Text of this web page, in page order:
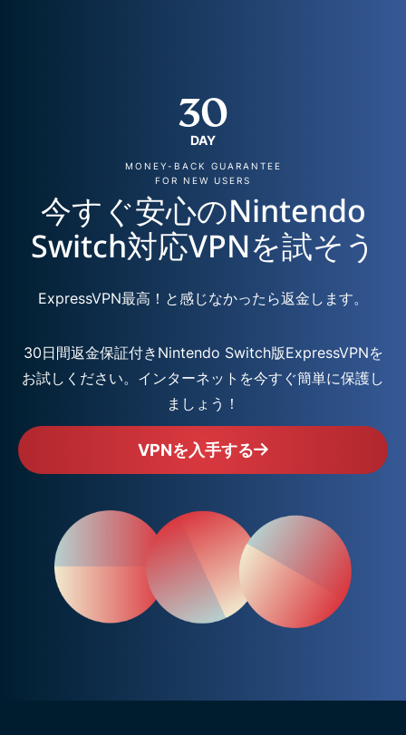
30
DAY
MONEY-BACK GUARANTEE
FOR NEW USERS
今すぐ安心のNintendo
Switch対応VPNを試そう
ExpressVPN最高！と感じなかったら返金します。
30日間返金保証付きNintendo Switch版ExpressVPNを
お試しください。インターネットを今すぐ簡単に保護し
ましょう！
VPNを入手する